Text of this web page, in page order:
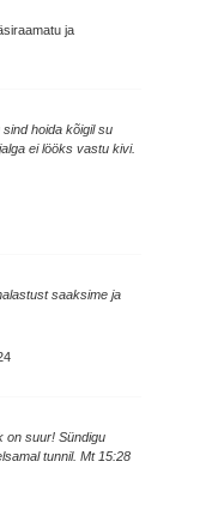
ja
hoida kõigil su
ei lööks vastu kivi.
saaksime ja
on suur! Sündigu
tunnil. Mt 15:28